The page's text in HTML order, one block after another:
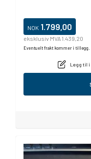
NOK 1.799,00
eksklusiv MVA 1.439,20
Eventuelt frakt kommer i tillegg.
Legg til